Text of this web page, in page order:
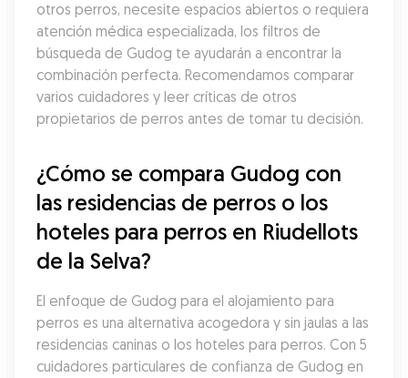
otros perros, necesite espacios abiertos o requiera
atención médica especializada, los filtros de
búsqueda de Gudog te ayudarán a encontrar la
combinación perfecta. Recomendamos comparar
varios cuidadores y leer críticas de otros
propietarios de perros antes de tomar tu decisión.
¿Cómo se compara Gudog con
las residencias de perros o los
hoteles para perros en Riudellots
de la Selva?
El enfoque de Gudog para el alojamiento para
perros es una alternativa acogedora y sin jaulas a las
residencias caninas o los hoteles para perros. Con 5
cuidadores particulares de confianza de Gudog en